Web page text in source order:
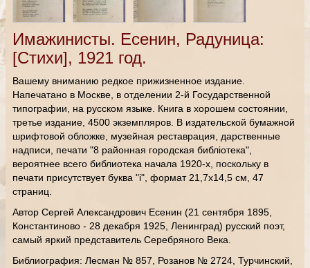
Имажинисты. Есенин, Радуница:
[Стихи], 1921 год.
Вашему вниманию редкое прижизненное издание.
Напечатано в Москве, в отделении 2-й Государственной
типографии, на русском языке. Книга в хорошем состоянии,
третье издание, 4500 экземпляров. В издательской бумажной
шрифтовой обложке, музейная реставрация, дарственные
надписи, печати "8 районная городская библiотека",
вероятнее всего библиотека начала 1920-х, поскольку в
печати присутствует буква "i", формат 21,7х14,5 см, 47
страниц.
Автор Сергей Александрович Есенин (21 сентября 1895,
Константиново - 28 декабря 1925, Ленинград) русский поэт,
самый яркий представитель Серебряного Века.
Библиография: Лесман № 857, Розанов № 2724, Турчинский,